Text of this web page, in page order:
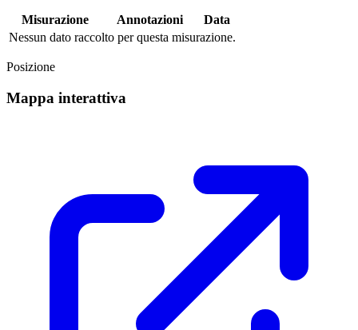
Misurazione Annotazioni
Data
Nessun dato raccolto per questa misurazione.
Posizione
Mappa interattiva